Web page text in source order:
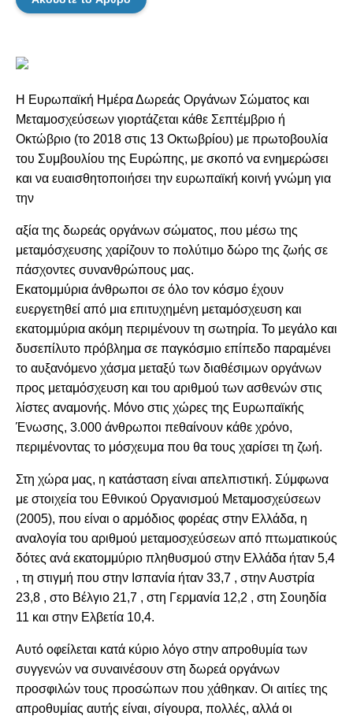
Η Ευρωπαϊκή Ημέρα Δωρεάς Οργάνων Σώματος και
Μεταμοσχεύσεων γιορτάζεται κάθε Σεπτέμβριο ή
Οκτώβριο (το 2018 στις 13 Οκτωβρίου) με πρωτοβουλία
του Συμβουλίου της Ευρώπης, με σκοπό να ενημερώσει
και να ευαισθητοποιήσει την ευρωπαϊκή κοινή γνώμη για
την
αξία της δωρεάς οργάνων σώματος, που μέσω της
μεταμόσχευσης χαρίζουν το πολύτιμο δώρο της ζωής σε
πάσχοντες συνανθρώπους μας.
Εκατομμύρια άνθρωποι σε όλο τον κόσμο έχουν
ευεργετηθεί από μια επιτυχημένη μεταμόσχευση και
εκατομμύρια ακόμη περιμένουν τη σωτηρία. Το μεγάλο και
δυσεπίλυτο πρόβλημα σε παγκόσμιο επίπεδο παραμένει
το αυξανόμενο χάσμα μεταξύ των διαθέσιμων οργάνων
προς μεταμόσχευση και του αριθμού των ασθενών στις
λίστες αναμονής. Μόνο στις χώρες της Ευρωπαϊκής
Ένωσης, 3.000 άνθρωποι πεθαίνουν κάθε χρόνο,
περιμένοντας το μόσχευμα που θα τους χαρίσει τη ζωή.
Στη χώρα μας, η κατάσταση είναι απελπιστική. Σύμφωνα
με στοιχεία του Εθνικού Οργανισμού Μεταμοσχεύσεων
(2005), που είναι ο αρμόδιος φορέας στην Ελλάδα, η
αναλογία του αριθμού μεταμοσχεύσεων από πτωματικούς
δότες ανά εκατομμύριο πληθυσμού στην Ελλάδα ήταν 5,4
, τη στιγμή που στην Ισπανία ήταν 33,7 , στην Αυστρία
23,8 , στο Βέλγιο 21,7 , στη Γερμανία 12,2 , στη Σουηδία
11 και στην Ελβετία 10,4.
Αυτό οφείλεται κατά κύριο λόγο στην απροθυμία των
συγγενών να συναινέσουν στη δωρεά οργάνων
προσφιλών τους προσώπων που χάθηκαν. Οι αιτίες της
απροθυμίας αυτής είναι, σίγουρα, πολλές, αλλά οι